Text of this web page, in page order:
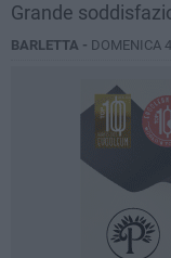
Grande
BARLETTA - DOMENICA